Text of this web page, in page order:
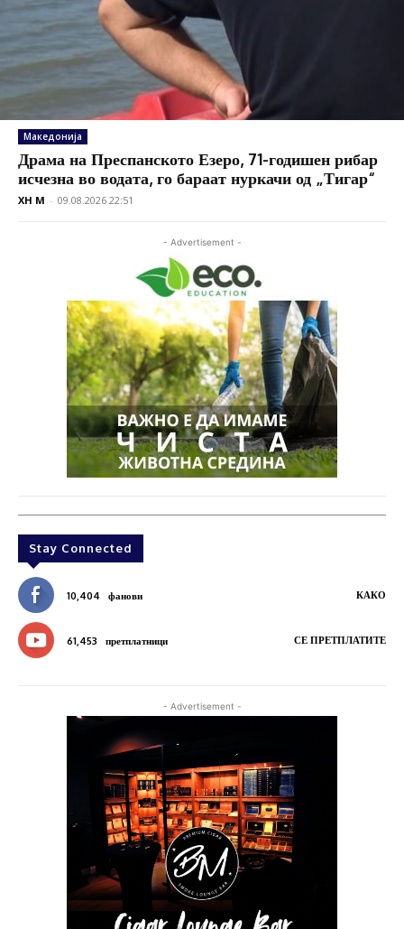
Македонија
Драма на Преспанското Езеро, 71-годишен рибар
исчезна во водата, го бараат нуркачи од „Тигар“
XH M - 09.08.2026 22:51
- Advertisement -
Stay Connected
10,404 фанови КАКО
61,453 претплатници СЕ ПРЕТПЛАТИТЕ
- Advertisement -